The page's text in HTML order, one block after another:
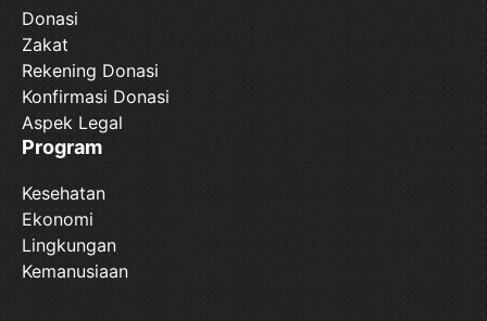
Donasi
Zakat
Rekening Donasi
Konfirmasi Donasi
Aspek Legal
Program
Kesehatan
Ekonomi
Lingkungan
Kemanusiaan